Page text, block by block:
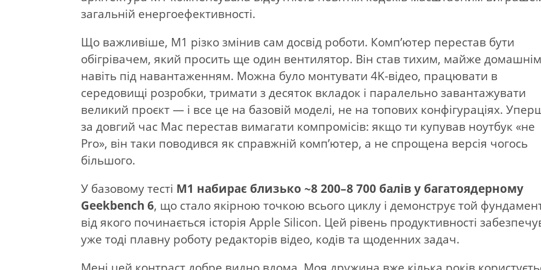
загальній енергоефективності.
Що важливіше, M1 різко змінив сам досвід роботи. Комп’ютер перестав бути
обігрівачем, який просить ще один вентилятор. Він став тихим, майже
навіть під навантаженням. Можна було монтувати 4K-відео, працювати в
середовищі розробки, тримати з десяток вкладок і паралельно завантажувати
великий проєкт — і все це на базовій моделі, не на топових конфігураціях.
за довгий час Mac перестав вимагати компромісів: якщо ти купував ноутбук «не
Pro», він таки поводився як справжній комп’ютер, а не спрощена версія чогось
більшого.
У базовому тесті M1 набирає близько ~8 200–8 700 балів у багатоядерному
Geekbench 6, що стало якірною точкою всього циклу і демонструє той
від якого починається історія Apple Silicon. Цей рівень продуктивності
уже тоді плавну роботу редакторів відео, кодів та щоденних задач.